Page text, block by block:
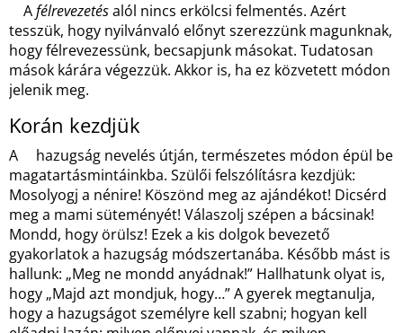
Afélrevezetésalól nincs erkölcsi felmentés. Azért
tesszük, hogy nyilvánvaló előnyt szerezzünk magunknak,
hogy félrevezessünk, becsapjunk másokat. Tudatosan
mások kárára végezzük. Akkor is, ha ez közvetett módon
jelenik meg.
Korán kezdjük
A hazugság nevelés útján, természetes módon épül be
magatartásmintáinkba. Szülői felszólításra kezdjük:
Mosolyogj a nénire! Köszönd meg az ajándékot! Dicsérd
meg a mami süteményét! Válaszolj szépen a bácsinak!
Mondd, hogy örülsz! Ezek a kis dolgok bevezető
gyakorlatok a hazugság módszertanába. Később mást is
hallunk: „Meg ne mondd anyádnak!” Hallhatunk olyat is,
hogy „Majd azt mondjuk, hogy…” A gyerek megtanulja,
hogy a hazugságot személyre kell szabni; hogyan kell